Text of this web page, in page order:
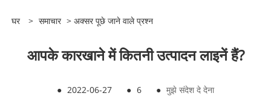
घर > समाचार > अक्सर पूछे जाने वाले प्रश्न
आपके कारखाने में कितनी उत्पादन लाइनें हैं?
● 2022-06-27 ● 6 ● मुझे संदेश दे देना